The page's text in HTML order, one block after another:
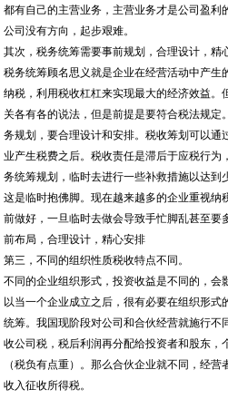
都有自己的主营业务，主营业务才是公司盈利
公司没有方向，起步艰难。
其次，税务统筹需要事前规划，合理设计，精
税务统筹顾名思义就是企业在经营活动中产生
纳税，利用税收杠杠来实现最大的经济效益。
关各有各的说法，但是前提是要符合税法规
务规划，要合理设计和安排。税收筹划可以通
业产生税费之后。税收责任是滞后于应税行为
务统筹规划，临时去进行一些补救措施以达到
这是临时抱佛脚。现在越来越多的企业重视纳
前做好，一旦临时去做会导致手忙脚乱甚至要
前布局，合理设计，精心安排
第三，不同的组织性质税收特点不同。
不同的企业组织形式，投资收益是不同的，会
以当一个企业成立之后，很有必要在组织形
统筹。我国现阶段对公司和合伙经营就施行不
收公司税，税后利润再分配给投资者和股东，
（税负有点重）。那么合伙企业就不同，经
收入征收所得税。